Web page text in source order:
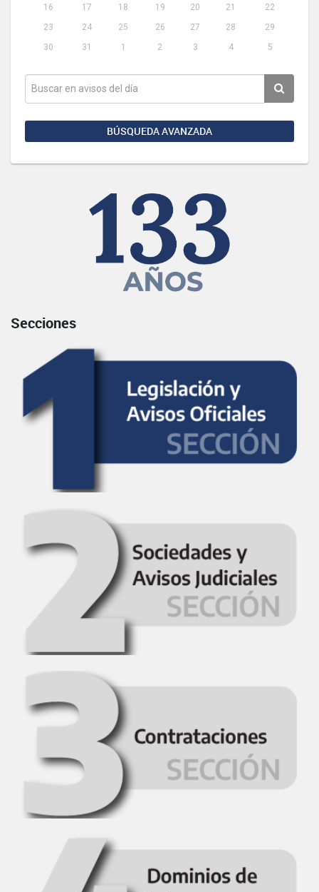
16
17 18 19 20 21
22
23
24 25 26 27 28
29
30
31 1 2 3 4 5
BÚSQUEDA AVANZADA
Secciones